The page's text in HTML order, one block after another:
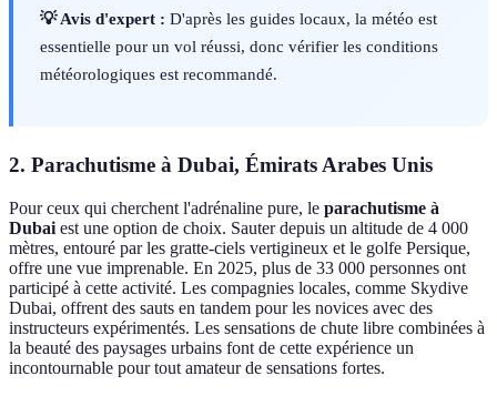
💡 Avis d'expert : D'après les guides locaux, la météo est
essentielle pour un vol réussi, donc vérifier les conditions
météorologiques est recommandé.
2. Parachutisme à Dubai, Émirats Arabes Unis
Pour ceux qui cherchent l'adrénaline pure, le parachutisme à
Dubai est une option de choix. Sauter depuis un altitude de 4 000
mètres, entouré par les gratte-ciels vertigineux et le golfe Persique,
offre une vue imprenable. En 2025, plus de 33 000 personnes ont
participé à cette activité. Les compagnies locales, comme Skydive
Dubai, offrent des sauts en tandem pour les novices avec des
instructeurs expérimentés. Les sensations de chute libre combinées à
la beauté des paysages urbains font de cette expérience un
incontournable pour tout amateur de sensations fortes.